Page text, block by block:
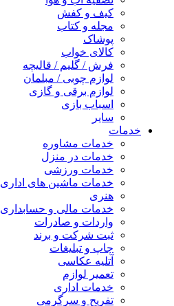
کیف و کفش
مجله و کتاب
پوشاک
کالای خواب
فرش / گلیم / قالیچه
لوازم چوبی / مبلمان
لوازم برقی و گازی
اسباب بازی
سایر
خدمات
خدمات مشاوره
خدمات در منزل
خدمات ورزشی
خدمات ماشین های اداری
هنری
خدمات مالی و حسابداری
واردات و صادرات
ثبت شرکت و برند
چاپ و تبلیغات
آتلیه عکاسی
تعمیر لوازم
خدمات اداری
تفریح و سرگرمی